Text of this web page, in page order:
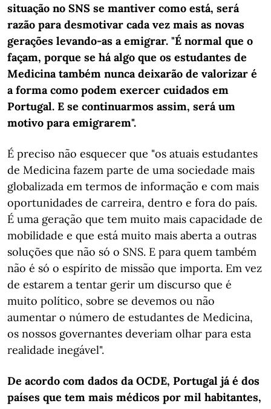
situação no SNS se mantiver como está, será
razão para desmotivar cada vez mais as novas
gerações levando-as a emigrar. "É normal que o
façam, porque se há algo que os estudantes de
Medicina também nunca deixarão de valorizar é
a forma como podem exercer cuidados em
Portugal. E se continuarmos assim, será um
motivo para emigrarem".
É preciso não esquecer que "os atuais estudantes
de Medicina fazem parte de uma sociedade mais
globalizada em termos de informação e com mais
oportunidades de carreira, dentro e fora do país.
É uma geração que tem muito mais capacidade de
mobilidade e que está muito mais aberta a outras
soluções que não só o SNS. E para quem também
não é só o espírito de missão que importa. Em vez
de estarem a tentar gerir um discurso que é
muito político, sobre se devemos ou não
aumentar o número de estudantes de Medicina,
os nossos governantes deveriam olhar para esta
realidade inegável".
De acordo com dados da OCDE, Portugal já é dos
países que tem mais médicos por mil habitantes,